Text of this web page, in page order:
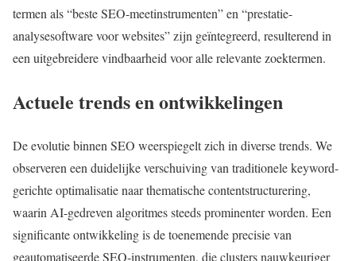
termen als “beste SEO-meetinstrumenten” en “prestatie-
analysesoftware voor websites” zijn geïntegreerd, resulterend in
een uitgebreidere vindbaarheid voor alle relevante zoektermen.
Actuele trends en ontwikkelingen
De evolutie binnen SEO weerspiegelt zich in diverse trends. We
observeren een duidelijke verschuiving van traditionele keyword-
gerichte optimalisatie naar thematische contentstructurering,
waarin AI-gedreven algoritmes steeds prominenter worden. Een
significante ontwikkeling is de toenemende precisie van
geautomatiseerde SEO-instrumenten, die clusters nauwkeuriger